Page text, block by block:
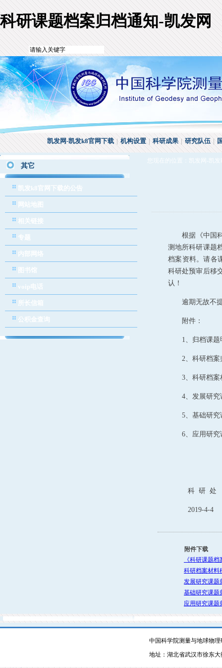
科研课题档案归档通知-凯发网
凯发网-凯发k8官网下载|机构设置|科研成果|研究队伍|
其它
凯发k8官网下载的公告
网站地图
相关链接
专题
内部网络
图书馆
voip电话
所长信箱
公积金查询
您现在的位置： 凯发网-凯
根据 《中国
测地所科研课题
档案资料。请各
科研处预审后移
认！
逾期无故不
附件：
1 、归档课
2 、科研档
3 、科研档
4 、发展研
5 、基础研
6 、应用研
科 研 处
2019-4-4
附件下载
《科研课题
科研档案材料
发展研究课题
基础研究课题
应用研究课题
中国科学院测量与地球物
地址：湖北省武汉市徐东大